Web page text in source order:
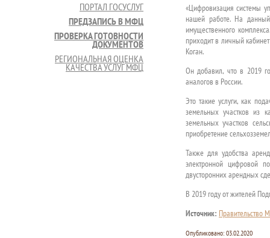
ПОРТАЛ ГОСУСЛУГ
ПРЕДЗАПИСЬ В МФЦ
ПРОВЕРКА ГОТОВНОСТИ
ДОКУМЕНТОВ
РЕГИОНАЛЬНАЯ ОЦЕНКА
КАЧЕСТВА УСЛУГ МФЦ
«Цифровизация системы
нашей работе. На
имущественного
приходит в личный
Коган.
Он добавил, что в 2019
аналогов в России.
Это такие услуги, как
земельных участков из
земельных участков
приобретение
Также для удобства
электронной цифровой
двусторонних арендных
В 2019 году от жителей
Источник: Правительство
Опубликовано: 03.02.2020